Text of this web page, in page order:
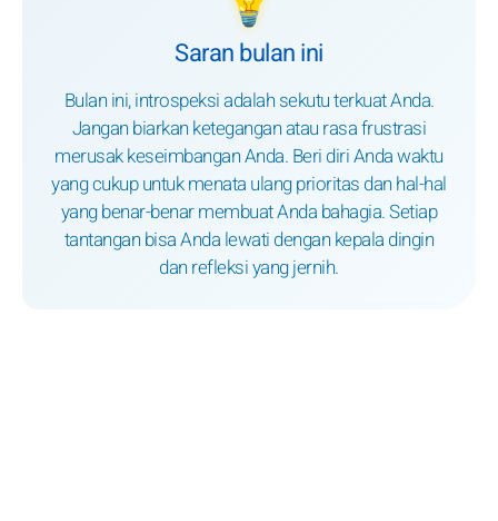
Saran bulan ini
Bulan ini, introspeksi adalah sekutu terkuat Anda.
Jangan biarkan ketegangan atau rasa frustrasi
merusak keseimbangan Anda. Beri diri Anda waktu
yang cukup untuk menata ulang prioritas dan hal-hal
yang benar-benar membuat Anda bahagia. Setiap
tantangan bisa Anda lewati dengan kepala dingin
dan refleksi yang jernih.